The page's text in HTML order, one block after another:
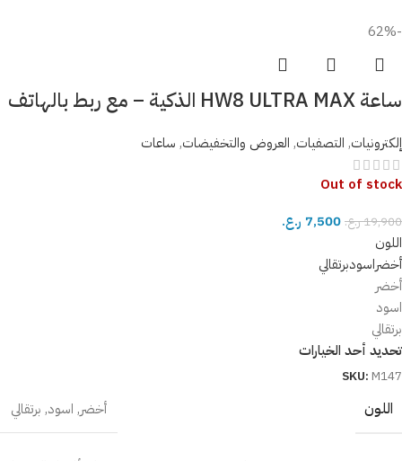
-62%
ساعة HW8 ULTRA MAX الذكية – مع ربط بالهاتف
إلكترونيات, التصفيات, العروض والتخفيضات, ساعات
Out of stock
19,900ر.ع.7,500 ر.ع.
اللون
أخضراسودبرتقالي
أخضر
اسود
برتقالي
تحديد أحد الخيارات
SKU:M147
اللون أخضر, اسود, برتقالي